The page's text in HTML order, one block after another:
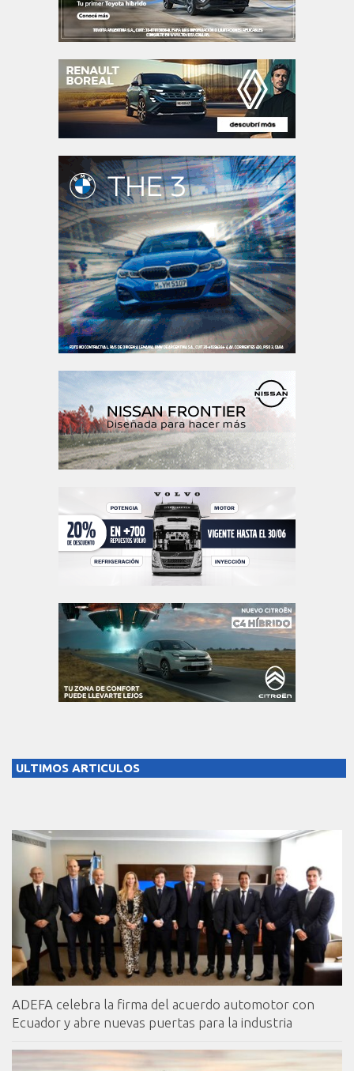
ULTIMOS ARTICULOS
ADEFA celebra la firma del acuerdo automotor con
Ecuador y abre nuevas puertas para la industria